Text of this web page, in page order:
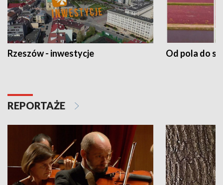
Rzeszów - inwestycje Od pola do
REPORTAŻE